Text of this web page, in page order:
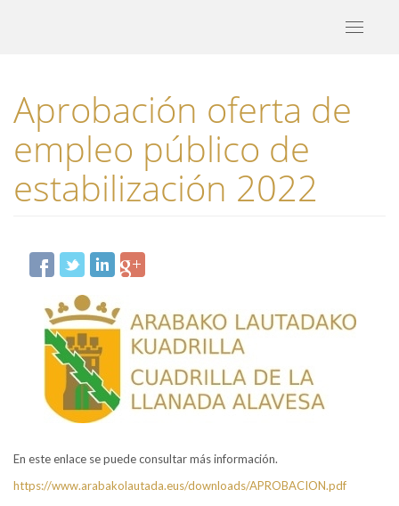
Toggle
Aprobación oferta de
empleo público de
estabilización 2022
En este enlace se puede consultar más información.
https://www.arabakolautada.eus/downloads/APROBACION.pdf